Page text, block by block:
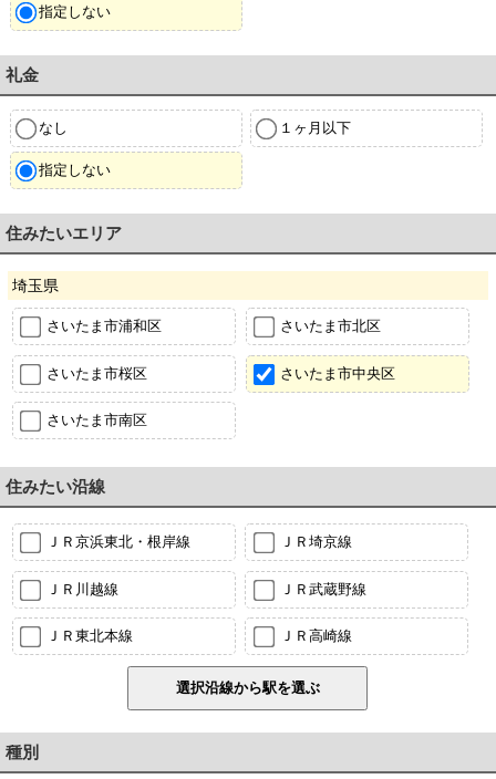
指定しない
礼金
なし １ヶ月以下
指定しない
住みたいエリア
埼玉県
さいたま市浦和区 さいたま市北区
さいたま市桜区 さいたま市中央区
さいたま市南区
住みたい沿線
ＪＲ京浜東北・根岸線 ＪＲ埼京線
ＪＲ川越線 ＪＲ武蔵野線
ＪＲ東北本線 ＪＲ高崎線
種別